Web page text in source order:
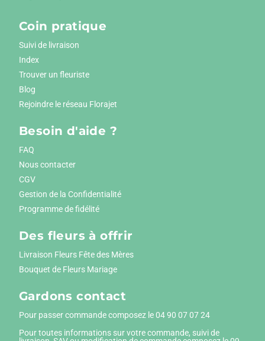
Coin pratique
Suivi de livraison
Index
Trouver un fleuriste
Blog
Rejoindre le réseau Florajet
Besoin d'aide ?
FAQ
Nous contacter
CGV
Gestion de la Confidentialité
Programme de fidélité
Des fleurs à offrir
Livraison Fleurs Fête des Mères
Bouquet de Fleurs Mariage
Gardons contact
Pour passer commande composez le04 90 07 07 24
Pour toutes informations sur votre commande, suivi de